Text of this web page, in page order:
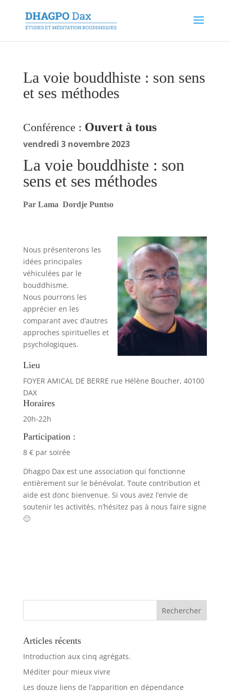
La voie bouddhiste : son sens
et ses méthodes
Conférence : Ouvert à tous
vendredi 3 novembre 2023
La voie bouddhiste : son
sens et ses méthodes
Par Lama Dordje Puntso
Nous présenterons les
idées principales
véhiculées par le
bouddhisme.
Nous pourrons les
apprécier en les
comparant avec d’autres
approches spirituelles et
psychologiques.
Lieu
FOYER AMICAL DE BERRE rue Hélène Boucher, 40100
DAX
Horaires
20h-22h
Participation :
8 € par soirée
Dhagpo Dax est une association qui fonctionne
entièrement sur le bénévolat. Toute contribution et
aide est donc bienvenue. Si vous avez l’envie de
soutenir les activités, n’hésitez pas à nous faire signe
🙂
Articles récents
Introduction aux cinq agrégats.
Méditer pour mieux vivre
Les douze liens de l’apparition en dépendance